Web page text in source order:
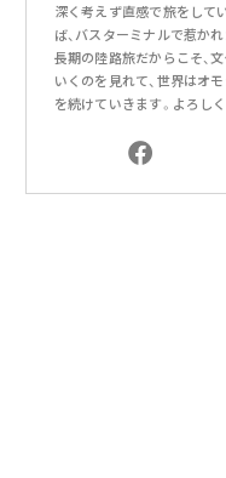
深く考えず直感で旅をして
ば、バスターミナルで惹か
長期の陸路旅だからこそ、
いくのを見れて、世界はオ
を続けていきます。よろし